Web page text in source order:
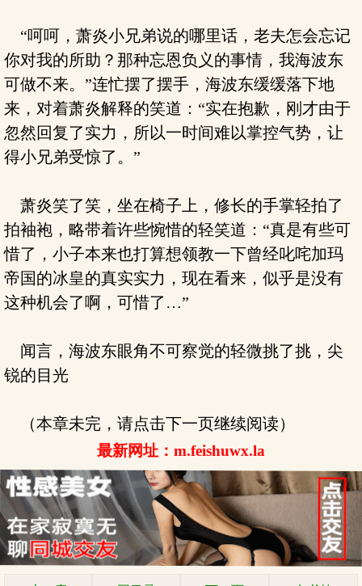
“呵呵，萧炎小兄弟说的哪里话，老夫怎会忘记
你对我的所助？那种忘恩负义的事情，我海波东
可做不来。”连忙摆了摆手，海波东缓缓落下地
来，对着萧炎解释的笑道：“实在抱歉，刚才由于
忽然回复了实力，所以一时间难以掌控气势，让
得小兄弟受惊了。”
萧炎笑了笑，坐在椅子上，修长的手掌轻拍了
拍袖袍，略带着许些惋惜的轻笑道：“真是有些可
惜了，小子本来也打算想领教一下曾经叱咤加玛
帝国的冰皇的真实实力，现在看来，似乎是没有
这种机会了啊，可惜了…”
闻言，海波东眼角不可察觉的轻微挑了挑，尖
锐的目光
（本章未完，请点击下一页继续阅读）
最新网址：m.feishuwx.la